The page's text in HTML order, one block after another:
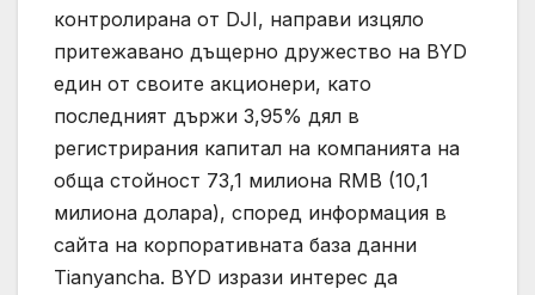
контролирана от DJI, направи изцяло
притежавано дъщерно дружество на BYD
един от своите акционери, като
последният държи 3,95% дял в
регистрирания капитал на компанията на
обща стойност 73,1 милиона RMB (10,1
милиона долара), според информация в
сайта на корпоративната база данни
Tianyancha. BYD изрази интерес да